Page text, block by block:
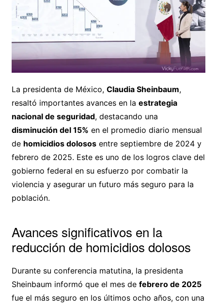
La presidenta de México, Claudia Sheinbaum,
resaltó importantes avances en la estrategia
nacional de seguridad, destacando una
disminución del 15% en el promedio diario mensual
de homicidios dolososentre septiembre de 2024 y
febrero de 2025. Este es uno de los logros clave del
gobierno federal en su esfuerzo por combatir la
violencia y asegurar un futuro más seguro para la
población.
Avances significativos en la
reducción de homicidios dolosos
Durante su conferencia matutina, la presidenta
Sheinbaum informó que el mes de febrero de 2025
fue el más seguro en los últimos ocho años, con una